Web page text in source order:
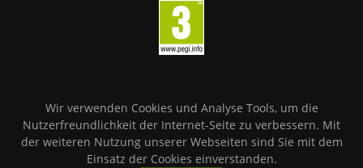
Wir verwenden Cookies und Analyse Tools, um die
Nutzerfreundlichkeit der Internet-Seite zu verbessern. Mit
der weiteren Nutzung unserer Webseiten sind Sie mit dem
Einsatz der Cookies einverstanden.